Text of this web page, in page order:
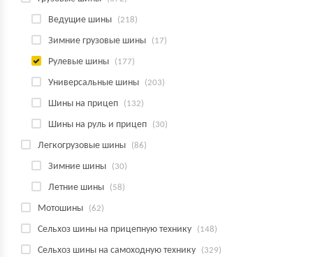
Ведущие шины (218)
Зимние грузовые шины (17)
Рулевые шины (177)
Универсальные шины (203)
Шины на прицеп (132)
Шины на руль и прицеп (30)
Легкогрузовые шины (86)
Зимние шины (30)
Летние шины (58)
Мотошины (62)
Сельхоз шины на прицепную технику (148)
Сельхоз шины на самоходную технику (329)